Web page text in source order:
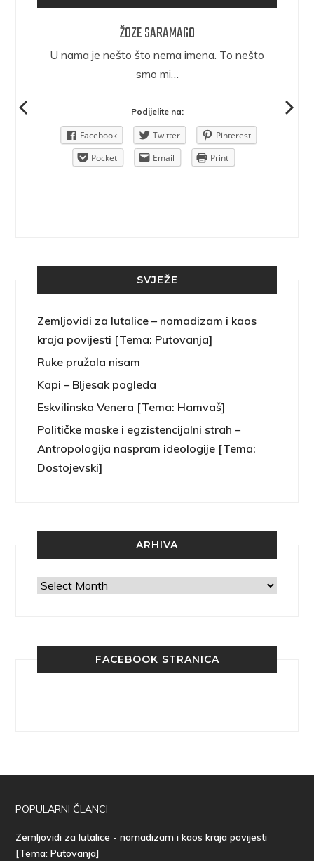
ŽOZE SARAMAGO
U nama je nešto što nema imena. To nešto
smo mi…
Podijelite na:
Facebook Twitter
Pinterest
Pocket
Email Print
SVJEŽE
Zemljovidi za lutalice – nomadizam i kaos
kraja povijesti [Tema: Putovanja]
Ruke pružala nisam
Kapi – Bljesak pogleda
Eskvilinska Venera [Tema: Hamvaš]
Političke maske i egzistencijalni strah –
Antropologija naspram ideologije [Tema:
Dostojevski]
ARHIVA
Arhiva
FACEBOOK STRANICA
POPULARNI ČLANCI
Zemljovidi za lutalice - nomadizam i kaos kraja povijesti
[Tema: Putovanja]